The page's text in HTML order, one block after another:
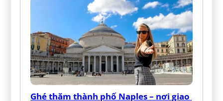
Ghé thăm thành phố Naples – nơi giao